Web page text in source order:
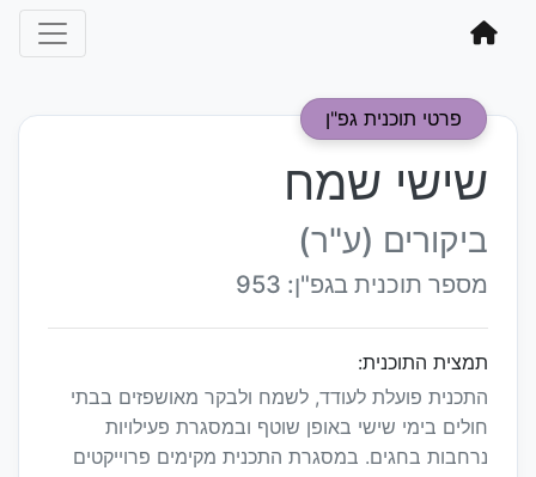
פרטי תוכנית גפ"ן
שישי שמח
ביקורים (ע"ר)
מספר תוכנית בגפ"ן: 953
תמצית התוכנית:
התכנית פועלת לעודד, לשמח ולבקר מאושפזים בבתי
חולים בימי שישי באופן שוטף ובמסגרת פעילויות
נרחבות בחגים. במסגרת התכנית מקימים פרוייקטים